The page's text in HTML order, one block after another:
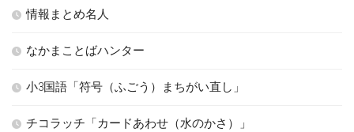
情報まとめ名人
なかまことばハンター
小3国語「符号（ふごう）まちがい直し」
チコラッチ「カードあわせ（水のかさ）」